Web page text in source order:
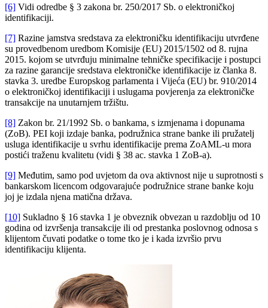
[6] Vidi odredbe § 3 zakona br. 250/2017 Sb. o elektroničkoj
identifikaciji.
[7] Razine jamstva sredstava za elektroničku identifikaciju utvrđene
su provedbenom uredbom Komisije (EU) 2015/1502 od 8. rujna
2015. kojom se utvrđuju minimalne tehničke specifikacije i postupci
za razine garancije sredstava elektroničke identifikacije iz članka 8.
stavka 3. uredbe Europskog parlamenta i Vijeća (EU) br. 910/2014
o elektroničkoj identifikaciji i uslugama povjerenja za elektroničke
transakcije na unutarnjem tržištu.
[8] Zakon br. 21/1992 Sb. o bankama, s izmjenama i dopunama
(ZoB). PEI koji izdaje banka, podružnica strane banke ili pružatelj
usluga identifikacije u svrhu identifikacije prema ZoAML-u mora
postići traženu kvalitetu (vidi § 38 ac. stavka 1 ZoB-a).
[9] Međutim, samo pod uvjetom da ova aktivnost nije u suprotnosti s
bankarskom licencom odgovarajuće podružnice strane banke koju
joj je izdala njena matična država.
[10] Sukladno § 16 stavka 1 je obveznik obvezan u razdoblju od 10
godina od izvršenja transakcije ili od prestanka poslovnog odnosa s
klijentom čuvati podatke o tome tko je i kada izvršio prvu
identifikaciju klijenta.